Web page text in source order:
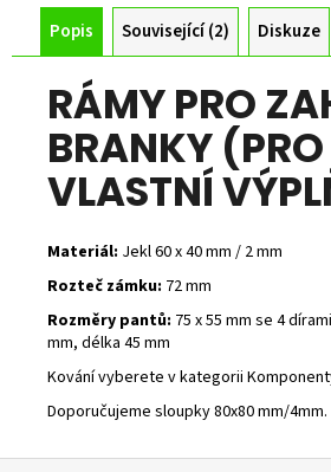
Popis Související (2) Diskuze
RÁMY PRO
BRANKY (PRO
VLASTNÍ
Materiál: Jekl 60 x 40 mm / 2 mm
Rozteč zámku: 72 mm
Rozměry pantů: 75 x 55 mm se 4
mm, délka 45 mm
Kování vyberete v kategorii
Doporučujeme sloupky 80x80 mm/4mm.